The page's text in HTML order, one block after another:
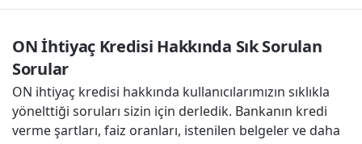
ON İhtiyaç Kredisi Hakkında Sık Sorulan
Sorular
ON ihtiyaç kredisi hakkında kullanıcılarımızın sıklıkla
yönelttiği soruları sizin için derledik. Bankanın kredi
verme şartları, faiz oranları, istenilen belgeler ve daha